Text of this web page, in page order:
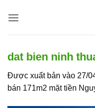
qua
dat bien ninh
Được xuất bản vào 27/
bán 171m2 mặt tiền